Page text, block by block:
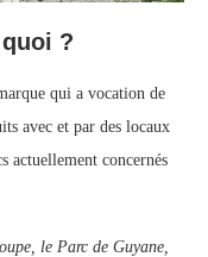
?
qui a vocation de
avec et par des locaux
actuellement concernés
le Parc de Guyane,